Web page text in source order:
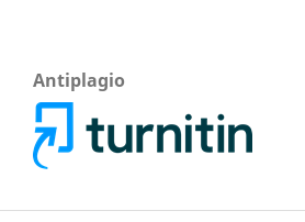
Antiplagio